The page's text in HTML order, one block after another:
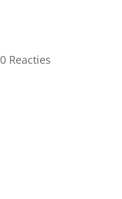
0 Reacties